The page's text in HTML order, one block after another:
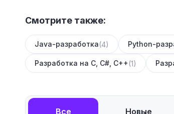
Смотрите также:
Java-разработка(4) Python-
Разработка на C, C#, C++(1)
Все Новые